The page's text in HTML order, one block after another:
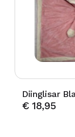
Diinglisar
€18,95